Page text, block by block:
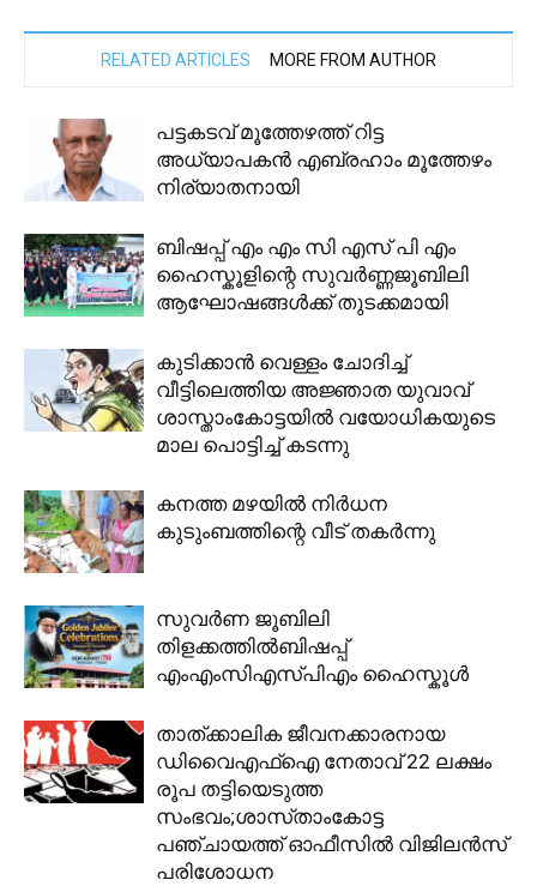
RELATED ARTICLES MORE FROM AUTHOR
പട്ടകടവ് മൂത്തേഴത്ത് റിട്ട
അധ്യാപകൻ എബ്രഹാം മൂത്തേഴം
നിര്യാതനായി
ബിഷപ്പ് എം എം സി എസ് പി എം
ഹൈസ്കൂളിന്റെ സുവർണ്ണജൂബിലി
ആഘോഷങ്ങൾക്ക് തുടക്കമായി
കുടിക്കാൻ വെള്ളം ചോദിച്ച്
വീട്ടിലെത്തിയ അജ്ഞാത യുവാവ്
ശാസ്താംകോട്ടയില്‍ വയോധികയുടെ
മാല പൊട്ടിച്ച് കടന്നു
കനത്ത മഴയിൽ നിർധന
കുടുംബത്തിന്റെ വീട് തകർന്നു
സുവർണ ജൂബിലി
തിളക്കത്തിൽബിഷപ്പ്
എംഎംസിഎസ്പിഎം ഹൈസ്കൂൾ
താത്ക്കാലിക ജീവനക്കാരനായ
ഡിവൈഎഫ്ഐ നേതാവ് 22 ലക്ഷം
രൂപ തട്ടിയെടുത്ത
സംഭവം;ശാസ്‌താംകോട്ട
പഞ്ചായത്ത് ഓഫീസിൽ വിജിലൻസ്
പരിശോധന